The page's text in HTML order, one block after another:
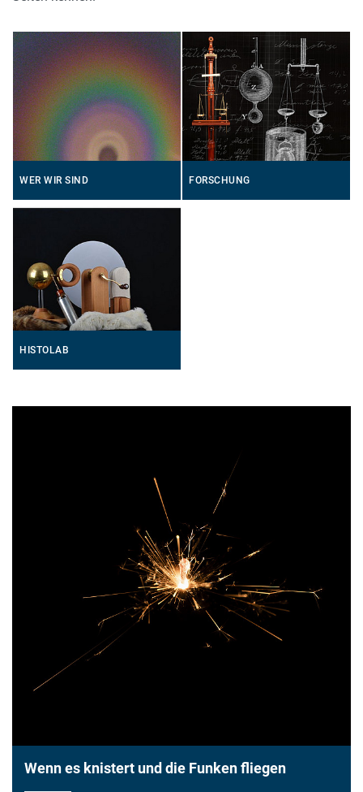
WER WIR SIND FORSCHUNG
HISTOLAB
Wenn es knistert und die Funken fliegen